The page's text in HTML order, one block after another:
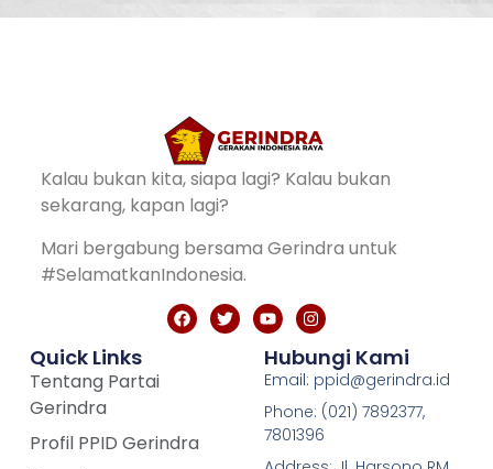
Kalau bukan kita, siapa lagi? Kalau bukan
sekarang, kapan lagi?
Mari bergabung bersama Gerindra untuk
#SelamatkanIndonesia.
Quick Links
Tentang Partai
Gerindra
Profil PPID Gerindra
Hubungi Kami
Email: ppid@gerindra.id
Phone: (021) 7892377,
7801396